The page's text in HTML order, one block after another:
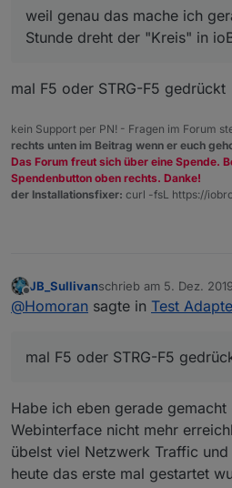
weil genau das mache ich
Stunde dreht der "Kreis" in
mal F5 oder STRG-F5 gedrückt
kein Support per PN! - Fragen im Forum
rechts unten im Beitrag wenn er euch
Das Forum freut sich über eine Spende.
Spendenbutton oben rechts. Danke!
der Installationsfixer: curl -fsL https://
Offline
JB_Sullivanschrieb am 5. Dez.
zuletzt editiert von
@Homoran sagte in Test
mal F5 oder STRG-F5
Habe ich eben gerade
Webinterface nicht mehr
übelst viel Netzwerk Traffic
heute das erste mal gestartet